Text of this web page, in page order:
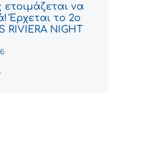
ετοιμάζεται να
Έρχεται το 2ο
RIVIERA NIGHT